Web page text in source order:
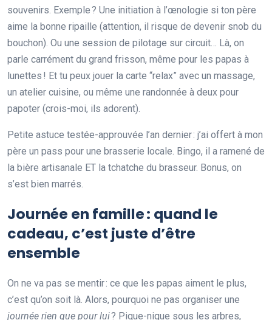
souvenirs. Exemple ? Une initiation à l’œnologie si ton père
aime la bonne ripaille (attention, il risque de devenir snob du
bouchon). Ou une session de pilotage sur circuit… Là, on
parle carrément du grand frisson, même pour les papas à
lunettes ! Et tu peux jouer la carte “relax” avec un massage,
un atelier cuisine, ou même une randonnée à deux pour
papoter (crois-moi, ils adorent).
Petite astuce testée-approuvée l’an dernier : j’ai offert à mon
père un pass pour une brasserie locale. Bingo, il a ramené de
la bière artisanale ET la tchatche du brasseur. Bonus, on
s’est bien marrés.
Journée en famille : quand le
cadeau, c’est juste d’être
ensemble
On ne va pas se mentir : ce que les papas aiment le plus,
c’est qu’on soit là. Alors, pourquoi ne pas organiser une
journée rien que pour lui? Pique-nique sous les arbres,